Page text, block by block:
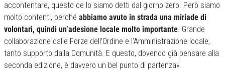
accontentare, questo ce lo siamo detti dal giorno zero. Però siamo
molto contenti, perché abbiamo avuto in strada una miriade di
volontari, quindi un’adesione locale molto importante. Grande
collaborazione dalle Forze dell’Ordine e l’Amministrazione locale,
tanto supporto dalla Comunità. E questo, dovendo già pensare alla
seconda edizione, è davvero un bel punto di partenza».